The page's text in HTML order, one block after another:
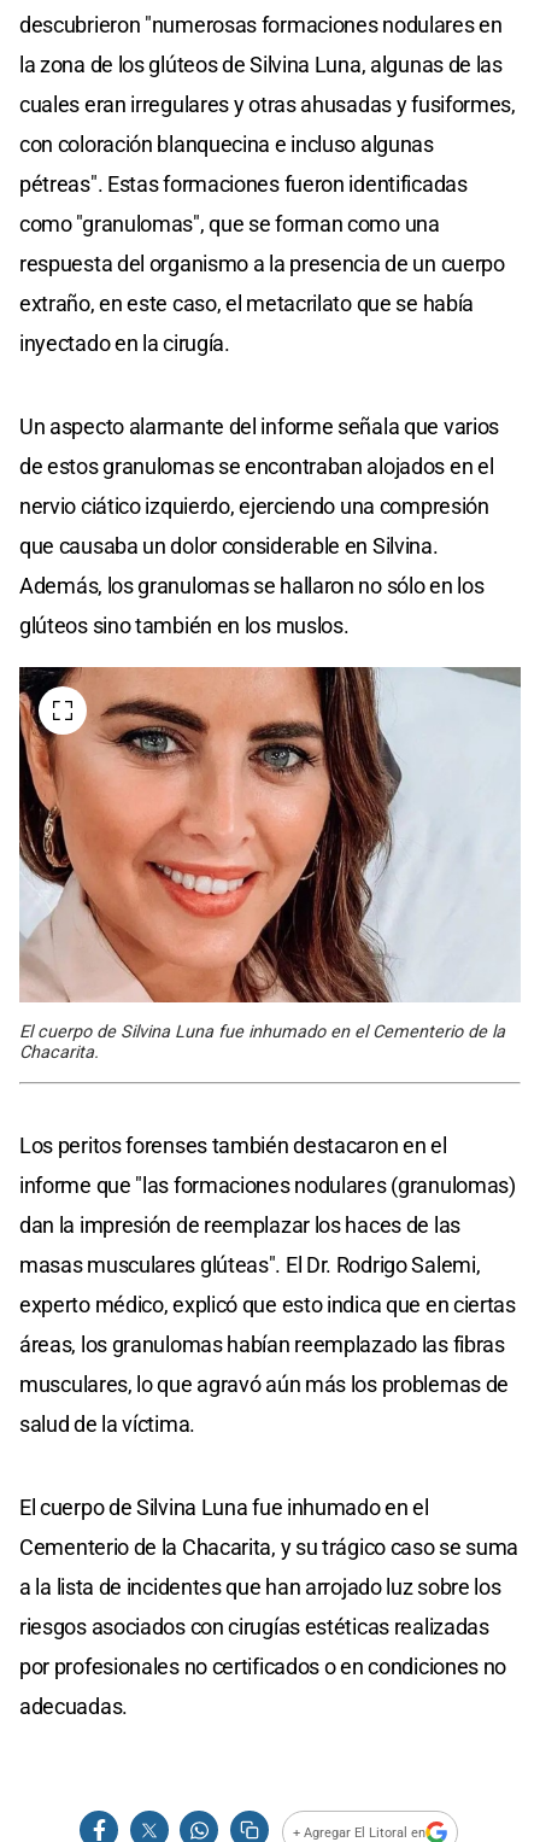
descubrieron "numerosas formaciones nodulares en
la zona de los glúteos de Silvina Luna, algunas de las
cuales eran irregulares y otras ahusadas y fusiformes,
con coloración blanquecina e incluso algunas
pétreas". Estas formaciones fueron identificadas
como "granulomas", que se forman como una
respuesta del organismo a la presencia de un cuerpo
extraño, en este caso, el metacrilato que se había
inyectado en la cirugía.
Un aspecto alarmante del informe señala que varios
de estos granulomas se encontraban alojados en el
nervio ciático izquierdo, ejerciendo una compresión
que causaba un dolor considerable en Silvina.
Además, los granulomas se hallaron no sólo en los
glúteos sino también en los muslos.
El cuerpo de Silvina Luna fue inhumado en el Cementerio de la
Chacarita.
Los peritos forenses también destacaron en el
informe que "las formaciones nodulares (granulomas)
dan la impresión de reemplazar los haces de las
masas musculares glúteas". El Dr. Rodrigo Salemi,
experto médico, explicó que esto indica que en ciertas
áreas, los granulomas habían reemplazado las fibras
musculares, lo que agravó aún más los problemas de
salud de la víctima.
El cuerpo de Silvina Luna fue inhumado en el
Cementerio de la Chacarita, y su trágico caso se suma
a la lista de incidentes que han arrojado luz sobre los
riesgos asociados con cirugías estéticas realizadas
por profesionales no certificados o en condiciones no
adecuadas.
+ Agregar El Litoral en